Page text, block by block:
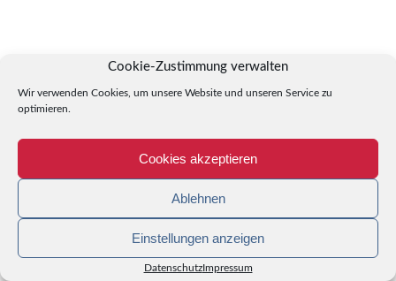
Cookie-Zustimmung verwalten
Wir verwenden Cookies, um unsere Website und unseren Service zu
optimieren.
Cookies akzeptieren
Ablehnen
Einstellungen anzeigen
DatenschutzImpressum